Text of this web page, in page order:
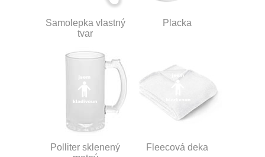
Samolepka vlastný
tvar
Placka
Polliter sklenený
Fleecová deka